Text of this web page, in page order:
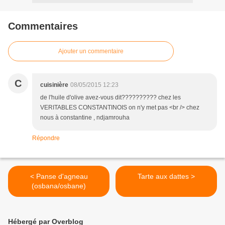
Commentaires
Ajouter un commentaire
C cuisinière 08/05/2015 12:23
de l'huile d'olive avez-vous dit?????????? chez les
VERITABLES CONSTANTINOIS on n'y met pas <br /> chez
nous à constantine , ndjamrouha
Répondre
< Panse d'agneau
(osbana/osbane)
Tarte aux dattes >
Hébergé par Overblog